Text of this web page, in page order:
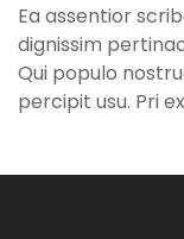
Ea assentior
dignissim
Qui populo
percipit usu. Pri